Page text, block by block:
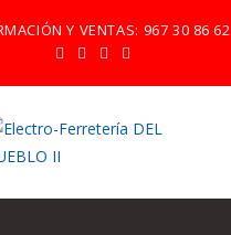
Y VENTAS: 967 30 86 62